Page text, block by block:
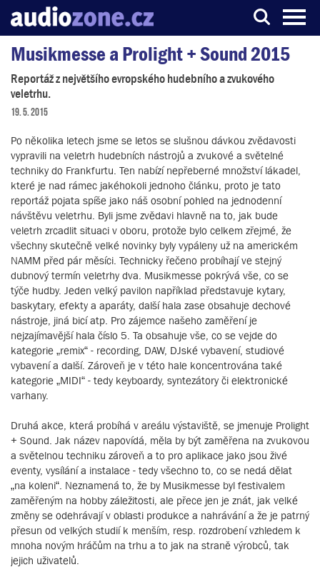
Server o digitálním zpracování zvuku
Musikmesse a Prolight + Sound 2015
Reportáž z největšího evropského hudebního a zvukového
veletrhu.
19. 5. 2015
Po několika letech jsme se letos se slušnou dávkou zvědavosti
vypravili na veletrh hudebních nástrojů a zvukové a světelné
techniky do Frankfurtu. Ten nabízí nepřeberné množství lákadel,
které je nad rámec jakéhokoli jednoho článku, proto je tato
reportáž pojata spíše jako náš osobní pohled na jednodenní
návštěvu veletrhu. Byli jsme zvědavi hlavně na to, jak bude
veletrh zrcadlit situaci v oboru, protože bylo celkem zřejmé, že
všechny skutečně velké novinky byly vypáleny už na americkém
NAMM před pár měsíci. Technicky řečeno probíhají ve stejný
dubnový termín veletrhy dva. Musikmesse pokrývá vše, co se
týče hudby. Jeden velký pavilon například představuje kytary,
baskytary, efekty a aparáty, další hala zase obsahuje dechové
nástroje, jiná bicí atp. Pro zájemce našeho zaměření je
nejzajímavější hala číslo 5. Ta obsahuje vše, co se vejde do
kategorie „remix“ - recording, DAW, DJské vybavení, studiové
vybavení a další. Zároveň je v této hale koncentrována také
kategorie „MIDI“ - tedy keyboardy, syntezátory či elektronické
varhany.
Druhá akce, která probíhá v areálu výstaviště, se jmenuje Prolight
+ Sound. Jak název napovídá, měla by být zaměřena na zvukovou
a světelnou techniku zároveň a to pro aplikace jako jsou živé
eventy, vysílání a instalace - tedy všechno to, co se nedá dělat
„na koleni“. Neznamená to, že by Musikmesse byl festivalem
zaměřeným na hobby záležitosti, ale přece jen je znát, jak velké
změny se odehrávají v oblasti produkce a nahrávání a že je patrný
přesun od velkých studií k menším, resp. rozdrobení vzhledem k
mnoha novým hráčům na trhu a to jak na straně výrobců, tak
jejich uživatelů.